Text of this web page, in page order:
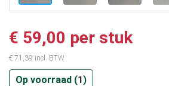
€ 59,00 per stuk
€ 71,39 incl. BTW
Op voorraad (1)